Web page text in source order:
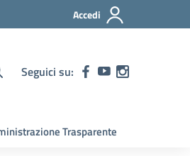
Accedi
Seguici su:
Trasparente